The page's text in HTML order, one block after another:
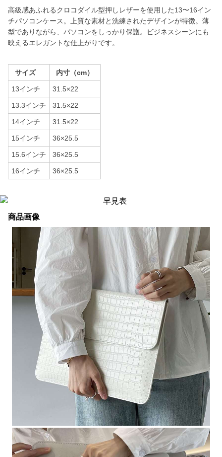
高級感あふれるクロコダイル型押しレザーを使用した13〜16イン
チパソコンケース。上質な素材と洗練されたデザインが特徴。薄
型でありながら、パソコンをしっかり保護。ビジネスシーンにも
映えるエレガントな仕上がりです。
サイズ 内寸（cm）
13インチ 31.5×22
13.3インチ 31.5×22
14インチ 31.5×22
15インチ 36×25.5
15.6インチ 36×25.5
16インチ 36×25.5
商品画像